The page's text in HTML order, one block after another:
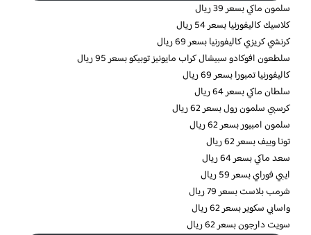
سلمون ماكي بسعر 39 ريال
كلاسيك كاليفورنيا بسعر 54 ريال
كرنشي كريزي كاليفورنيا بسعر 69 ريال
سلطعون افوكادو سبيشال كراب مايونيز توبيكو بسعر 95 ريال
كاليفورنيا تمبورا بسعر 69 ريال
سلطان ماكي بسعر 64 ريال
كرسبي سلمون رول بسعر 62 ريال
سلمون امبيور بسعر 62 ريال
تونا وبيف بسعر 62 ريال
سعد ماكي بسعر 64 ريال
ايبي فوراي بسعر 59 ريال
شرمب بلاست بسعر 79 ريال
واسابي سكوير بسعر 62 ريال
سويت دارجون بسعر 62 ريال